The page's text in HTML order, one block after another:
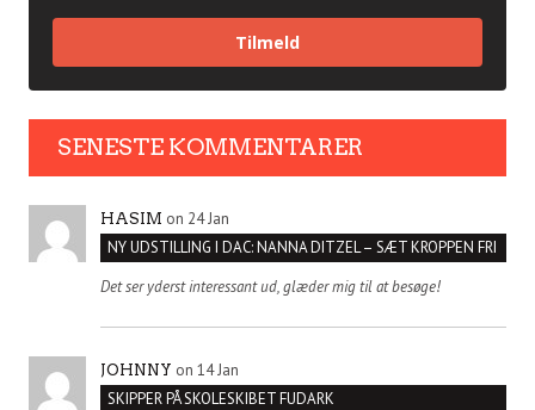
Tilmeld
SENESTE KOMMENTARER
HASIM on 24 Jan
NY UDSTILLING I DAC: NANNA DITZEL – SÆT KROPPEN FRI
Det ser yderst interessant ud, glæder mig til at besøge!
JOHNNY on 14 Jan
SKIPPER PÅ SKOLESKIBET FUDARK